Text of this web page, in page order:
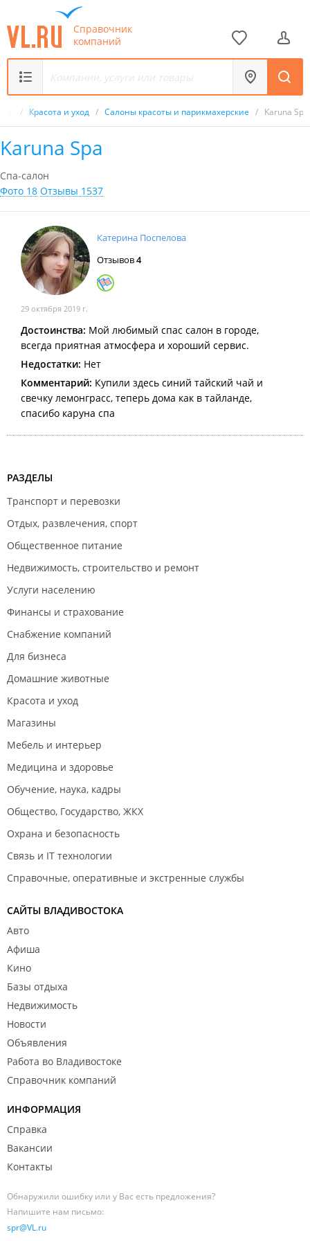
Справочник
компаний
/ Красота и уход / Салоны красоты и парикмахерские / Karuna Spa
Karuna Spa
Спа-салон
Фото 18 Отзывы 1537
Катерина Поспелова
Отзывов4
29 октября 2019 г.
Достоинства: Мой любимый спас салон в городе,
всегда приятная атмосфера и хороший сервис.
Недостатки: Нет
Комментарий: Купили здесь синий тайский чай и
свечку лемонграсс, теперь дома как в тайланде,
спасибо каруна спа
РАЗДЕЛЫ
Транспорт и перевозки
Отдых, развлечения, спорт
Общественное питание
Недвижимость, строительство и ремонт
Услуги населению
Финансы и страхование
Снабжение компаний
Для бизнеса
Домашние животные
Красота и уход
Магазины
Мебель и интерьер
Медицина и здоровье
Обучение, наука, кадры
Общество, Государство, ЖКХ
Охрана и безопасность
Связь и IT технологии
Справочные, оперативные и экстренные службы
САЙТЫ ВЛАДИВОСТОКА
Авто
Афиша
Кино
Базы отдыха
Недвижимость
Новости
Объявления
Работа во Владивостоке
Справочник компаний
ИНФОРМАЦИЯ
Справка
Вакансии
Контакты
Обнаружили ошибку или у Вас есть предложения?
Напишите нам письмо:
spr@VL.ru